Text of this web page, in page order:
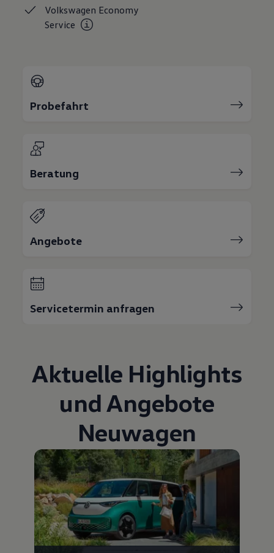
Volkswagen Economy
Service
Probefahrt
Beratung
Angebote
Servicetermin anfragen
Aktuelle Highlights
und Angebote
Neuwagen